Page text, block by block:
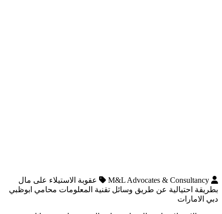
M&L Advocates & Consultancy
عقوبة الاستيلاء على مال
بطريقة احتيالية عن طريق وسائل تقنية المعلومات محامي ابوظبي
دبي الامارات